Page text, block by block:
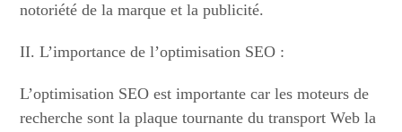
notoriété de la marque et la publicité.
II. L’importance de l’optimisation SEO :
L’optimisation SEO est importante car les moteurs de
recherche sont la plaque tournante du transport Web la